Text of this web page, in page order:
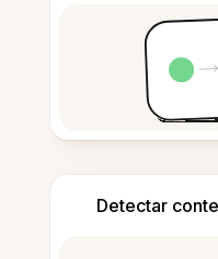
Detectar